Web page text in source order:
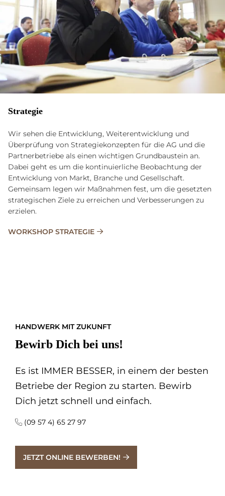
Strategie
Wir sehen die Entwicklung, Weiterentwicklung und
Überprüfung von Strategiekonzepten für die AG und die
Partnerbetriebe als einen wichtigen Grundbaustein an.
Dabei geht es um die kontinuierliche Beobachtung der
Entwicklung von Markt, Branche und Gesellschaft.
Gemeinsam legen wir Maßnahmen fest, um die gesetzten
strategischen Ziele zu erreichen und Verbesserungen zu
erzielen.
WORKSHOP STRATEGIE
HANDWERK MIT ZUKUNFT
Bewirb Dich bei uns!
Es ist IMMER BESSER, in einem der besten
Betriebe der Region zu starten. Bewirb
Dich jetzt schnell und einfach.
(09 57 4) 65 27 97
JETZT ONLINE BEWERBEN!